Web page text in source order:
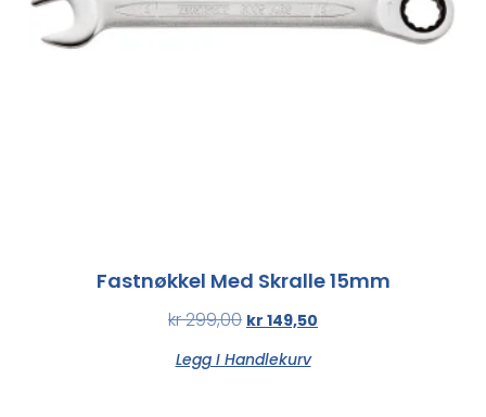
Fastnøkkel Med Skralle 15mm
kr299,00 kr 149,50
Legg I Handlekurv